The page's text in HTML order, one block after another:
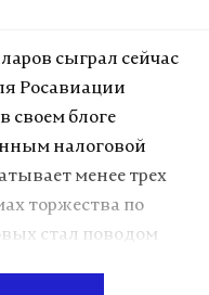
сыграл сейчас
Росавиации
своем блоге
налоговой
менее трех
торжества по
стал поводом